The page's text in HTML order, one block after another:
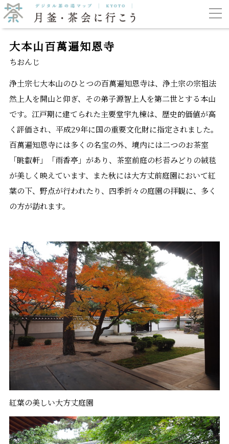
大本山百萬遍知恩寺
ちおんじ
浄土宗七大本山のひとつの百萬遍知恩寺は、浄土宗の宗祖法
然上人を開山と仰ぎ、その弟子源智上人を第二世とする本山
です。江戸期に建てられた主要堂宇九棟は、歴史的価値が高
く評価され、平成29年に国の重要文化財に指定されました。
百萬遍知恩寺には多くの名宝の外、境内には二つのお茶室
「眺叡軒」「雨香亭」があり、茶室前庭の杉苔みどりの絨毯
が美しく映えています、また秋には大方丈前庭園において紅
葉の下、野点が行われたり、四季折々の庭園の拝観に、多く
の方が訪れます。
紅葉の美しい大方丈庭園